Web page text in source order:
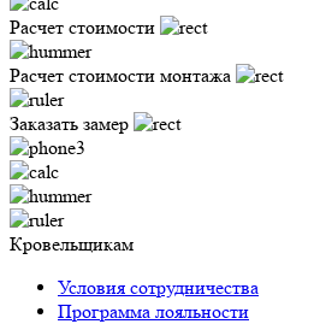
Расчет стоимости
Расчет стоимости монтажа
Заказать замер
Кровельщикам
Условия сотрудничества
Программа лояльности